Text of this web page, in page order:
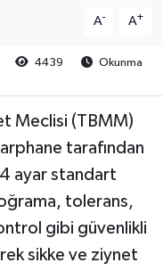
A- A+
4439
Okunma
Meclisi (TBMM)
tarafından
ayar standart
tolerans,
gibi güvenlikli
sikke ve ziynet